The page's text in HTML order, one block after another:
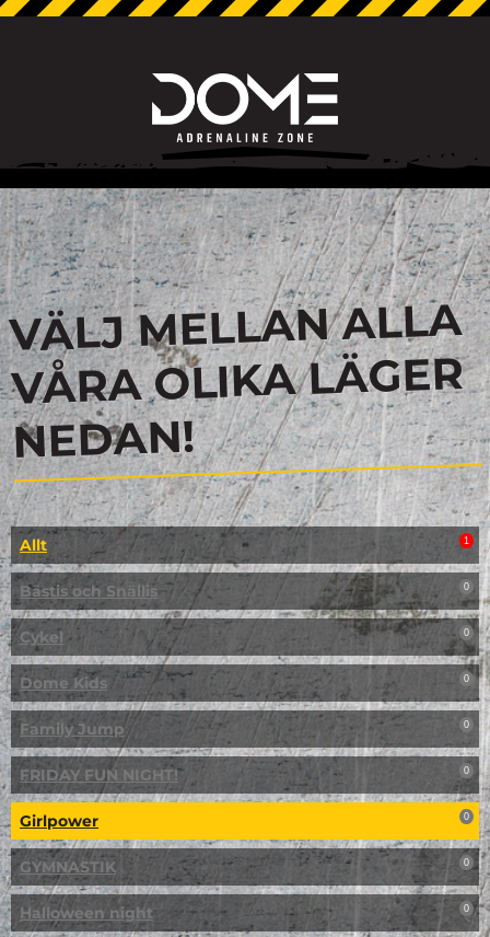
VÄLJ MELLAN ALLA
VÅRA OLIKA LÄGER
NEDAN!
Allt 1
Bästis och Snällis 0
Cykel 0
Dome Kids 0
Family Jump 0
FRIDAY FUN NIGHT! 0
Girlpower 0
GYMNASTIK 0
Halloween night 0